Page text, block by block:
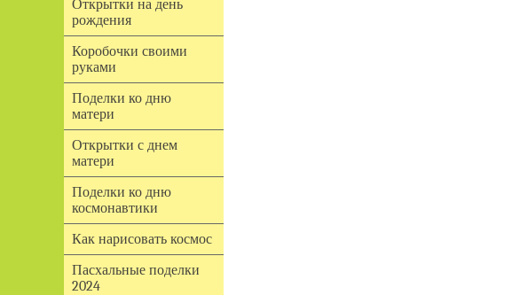
Открытки на день
рождения
Коробочки своими
руками
Поделки ко дню
матери
Открытки с днем
матери
Поделки ко дню
космонавтики
Как нарисовать космос
Пасхальные поделки
2024